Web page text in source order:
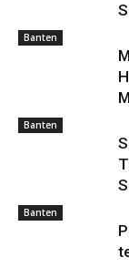
Banten
Banten
Banten